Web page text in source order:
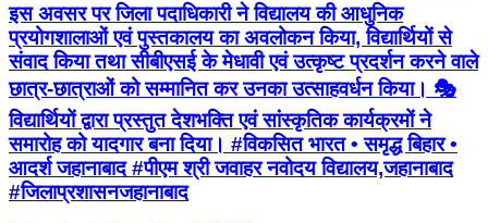
इस अवसर पर जिला पदाधिकारी ने विद्यालय की आधुनिक
प्रयोगशालाओं एवं पुस्तकालय का अवलोकन किया, विद्यार्थियों से
संवाद किया तथा सीबीएसई के मेधावी एवं उत्कृष्ट प्रदर्शन करने वाले
छात्र-छात्राओं को सम्मानित कर उनका उत्साहवर्धन किया। 🎭
विद्यार्थियों द्वारा प्रस्तुत देशभक्ति एवं सांस्कृतिक कार्यक्रमों ने
समारोह को यादगार बना दिया। #विकसित भारत • समृद्ध बिहार •
आदर्श जहानाबाद #पीएम श्री जवाहर नवोदय विद्यालय,जहानाबाद
#जिलाप्रशासनजहानाबाद